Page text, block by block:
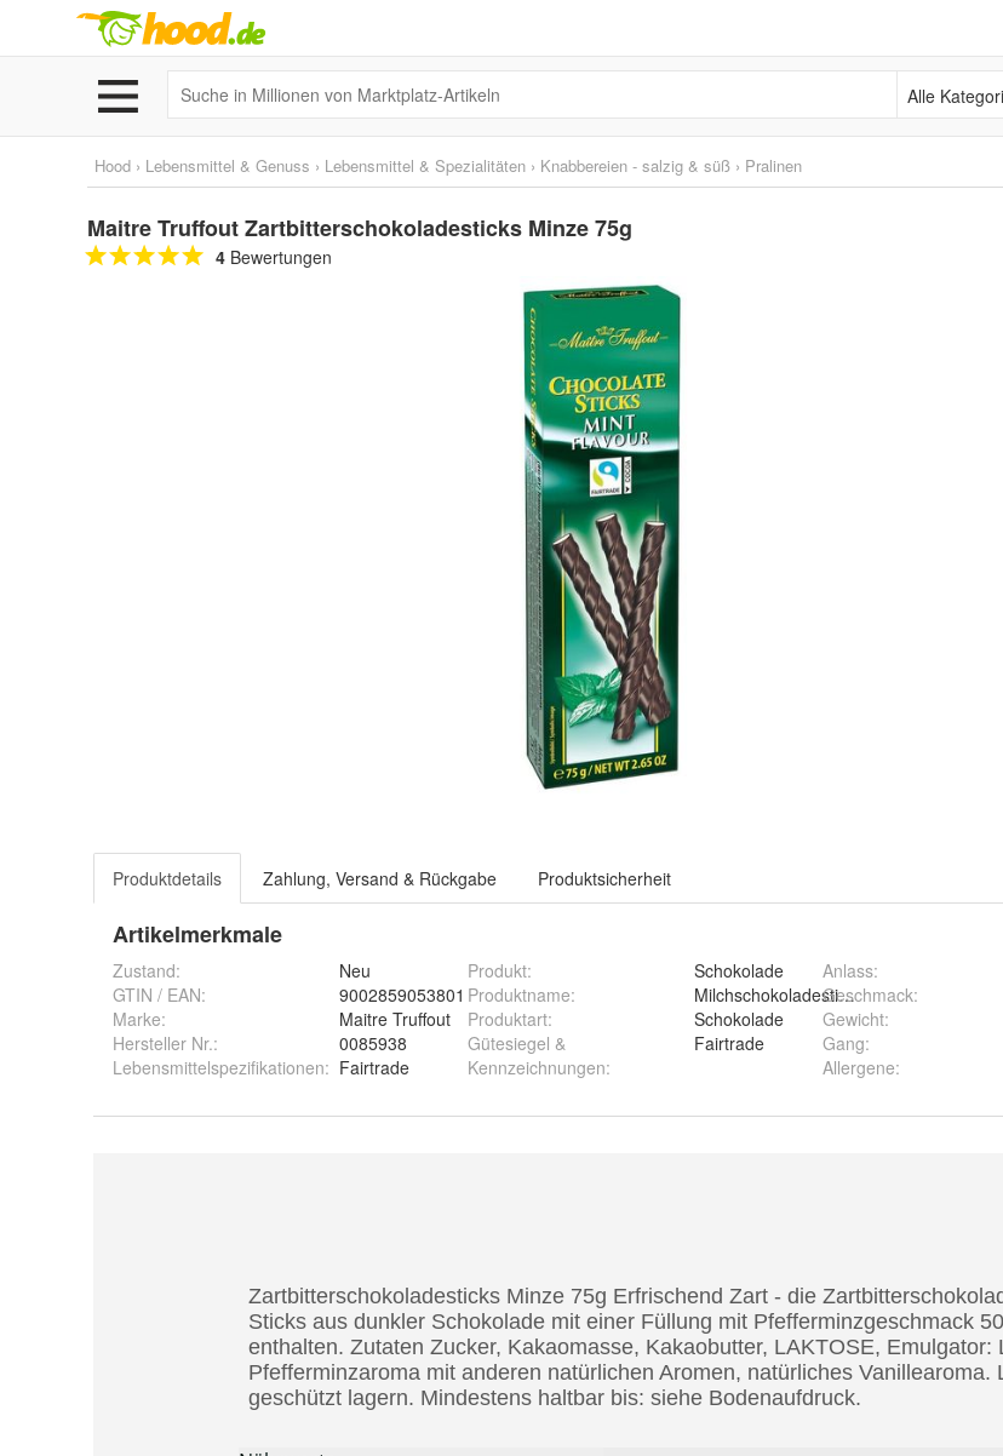
Alle Kategorien
Hood › Lebensmittel & Genuss › Lebensmittel & Spezialitäten › Knabbereien - salzig & süß › Pralinen
Maitre Truffout Zartbitterschokoladesticks Minze 75g
4 Bewertungen
Produktdetails Zahlung, Versand & Rückgabe Produktsicherheit
Artikelmerkmale
Zustand:
Neu
GTIN / EAN:
9002859053801
Marke:
Maitre Truffout
Hersteller Nr.:
0085938
Lebensmittelspezifikationen: Fairtrade
Produkt:
Schokolade
Produktname:
Milchschokoladesticks
Produktart:
Schokolade
Gütesiegel &
Kennzeichnungen:
Fairtrade
Anlass:
Geschmack:
Gewicht:
Gang:
Allergene: